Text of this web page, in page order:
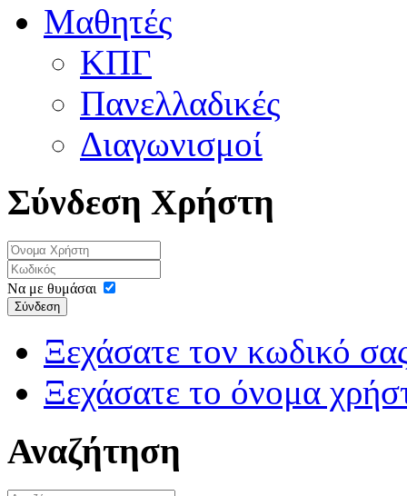
Μαθητές
ΚΠΓ
Πανελλαδικές
Διαγωνισμοί
Σύνδεση Χρήστη
Να με θυμάσαι
Σύνδεση
Ξεχάσατε τον κωδικό
Ξεχάσατε το όνομα
Αναζήτηση